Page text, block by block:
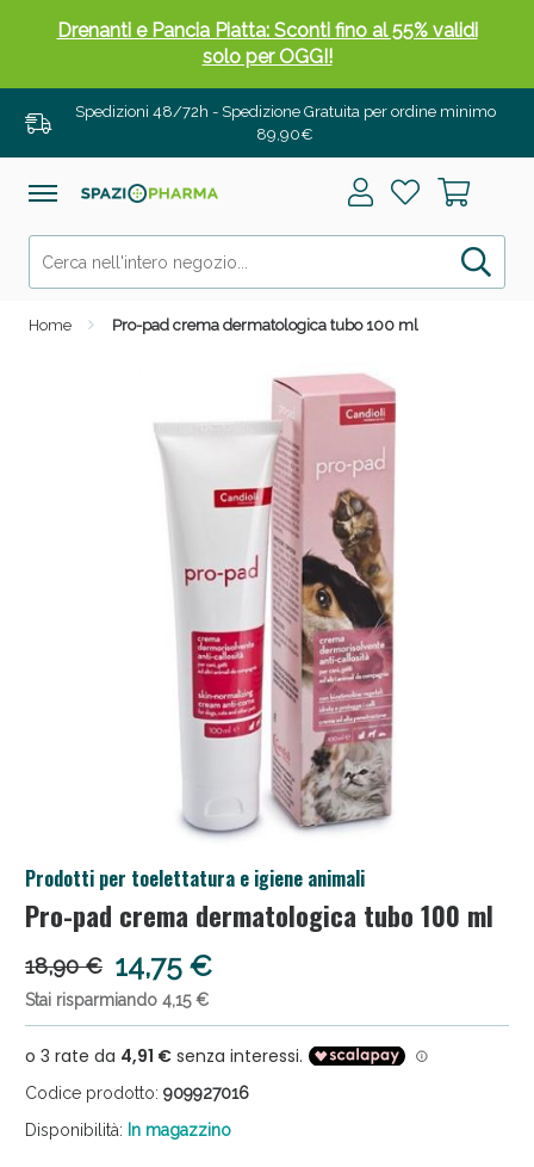
Spedizioni 48/72h - Spedizione Gratuita per ordine minimo
89,90€
Home Pro-pad crema dermatologica tubo 100 ml
Prodotti per toelettatura e igiene animali
Pro-pad crema dermatologica tubo 100 ml
18,90 € 14,75 €
Stai risparmiando 4,15 €
Codice prodotto: 909927016
Disponibilità: In magazzino
Drenanti e Pancia Piatta: Sconti fino al 55% validi
solo per OGGI!
Salini e Multivitaminici: oggi Sconto extra fino al
50%!
Anticellulite e Fanghi: Sconto fino al 40% valido
oggi!